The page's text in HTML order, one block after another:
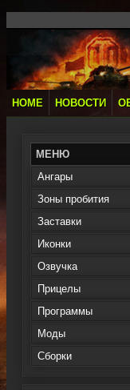
HOME НОВОСТИ
МЕНЮ
Ангары
Зоны пробития
Заставки
Иконки
Озвучка
Прицелы
Программы
Моды
Сборки